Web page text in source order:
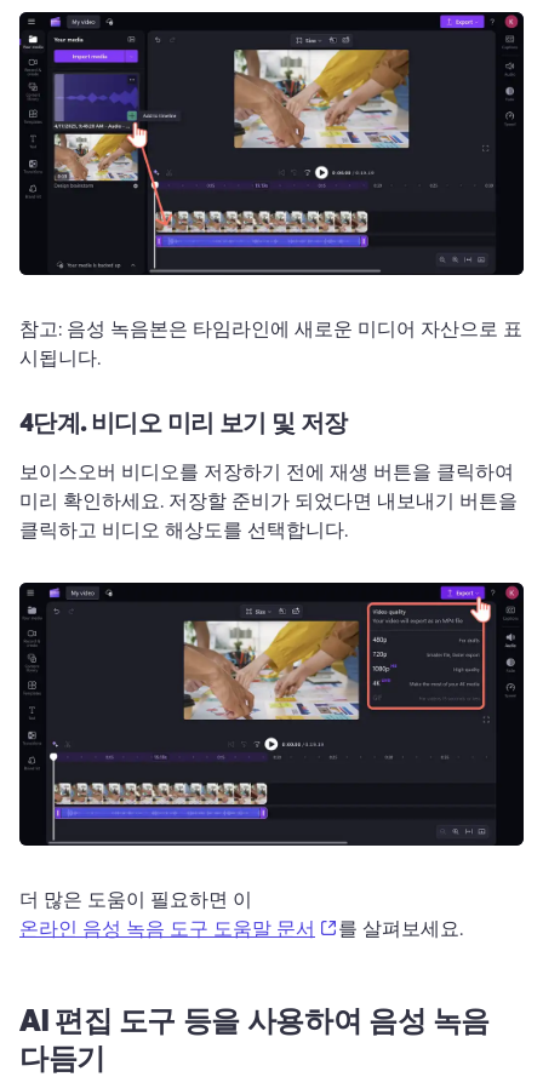
참고: 음성 녹음본은 타임라인에 새로운 미디어 자산으로 표
시됩니다.
4단계.비디오 미리 보기 및 저장
보이스오버 비디오를 저장하기 전에 재생 버튼을 클릭하여
미리 확인하세요. 저장할 준비가 되었다면 내보내기 버튼을
클릭하고 비디오 해상도를 선택합니다.
더 많은 도움이 필요하면 이
온라인 음성 녹음 도구 도움말 문서
(opens in a new tab)
를 살펴보세요.
AI 편집 도구 등을 사용하여 음성 녹음
다듬기